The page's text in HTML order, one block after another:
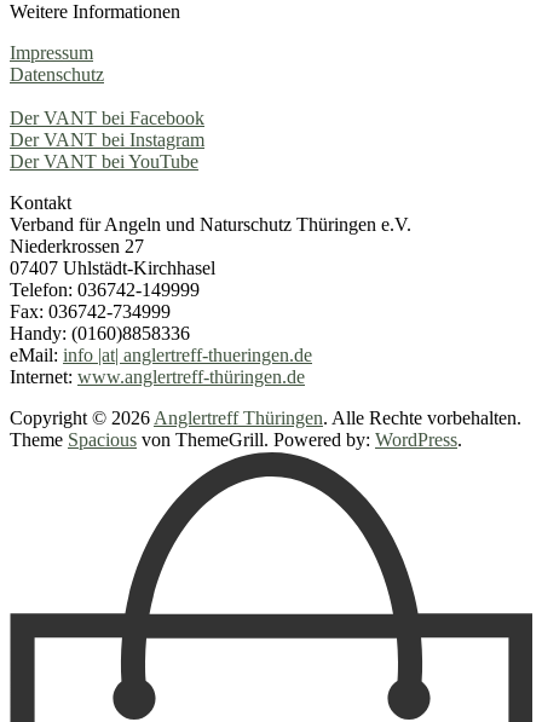
Weitere Informationen
Impressum
Datenschutz
Der VANT bei Facebook
Der VANT bei Instagram
Der VANT bei YouTube
Kontakt
Verband für Angeln und Naturschutz Thüringen e.V.
Niederkrossen 27
07407 Uhlstädt-Kirchhasel
Telefon: 036742-149999
Fax: 036742-734999
Handy: (0160)8858336
eMail: info |at| anglertreff-thueringen.de
Internet: www.anglertreff-thüringen.de
Copyright © 2026Anglertreff Thüringen. Alle Rechte vorbehalten.
Theme Spacious von ThemeGrill. Powered by: WordPress.